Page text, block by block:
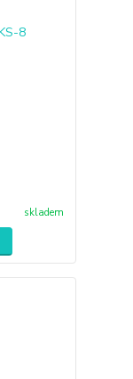
skladem